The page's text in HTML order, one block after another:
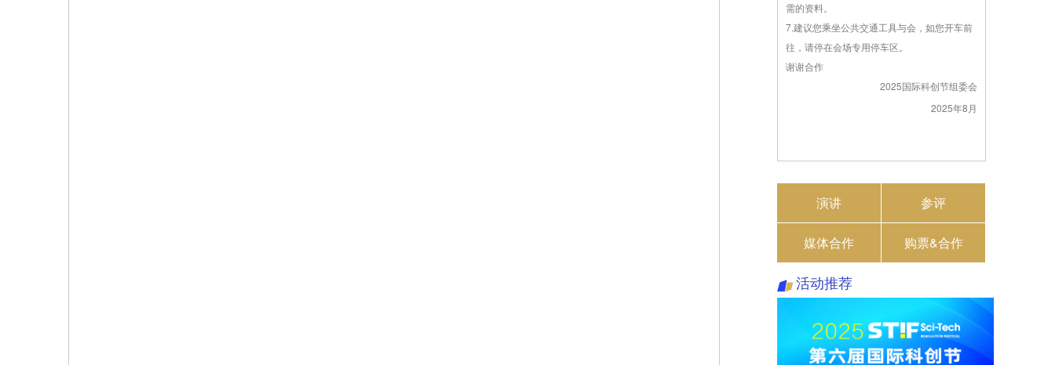
需的资料。
7.建议您乘坐公共交通工具与会，如您开车前
往，请停在会场专用停车区。
谢谢合作
2025国际科创节组委会
2025年8月
演讲 参评
媒体合作 购票&合作
活动推荐